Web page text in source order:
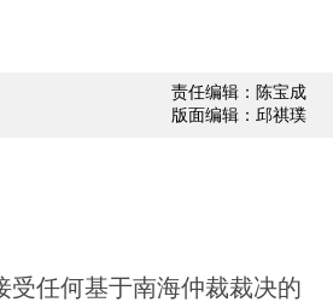
责任编辑：陈宝成
版面编辑：邱祺璞
受任何基于南海仲裁裁决的